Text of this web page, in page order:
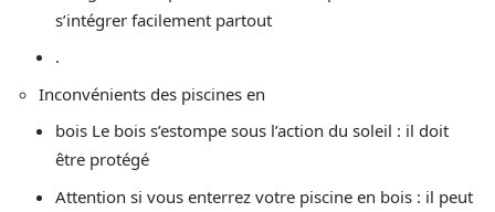
s’intégrer facilement partout
.
Inconvénients des piscines en
bois Le bois s’estompe sous l’action du soleil : il doit
être protégé
Attention si vous enterrez votre piscine en bois : il peut